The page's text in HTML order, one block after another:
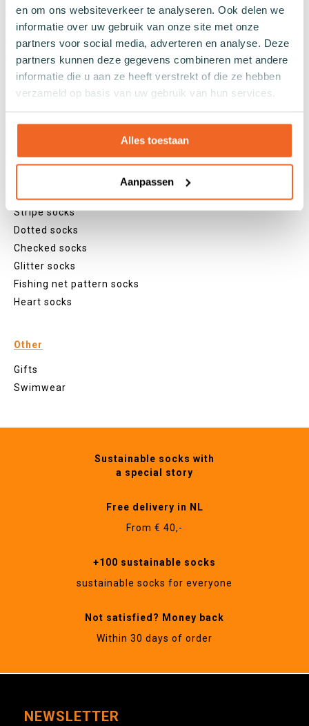
en om ons websiteverkeer te analyseren. Ook delen we
informatie over uw gebruik van onze site met onze
partners voor social media, adverteren en analyse. Deze
partners kunnen deze gegevens combineren met andere
informatie die u aan ze heeft verstrekt of die ze hebben
verzameld op basis van uw gebruik van hun services.
Alles toestaan
Aanpassen
Cotton socks
Seaweed socks
Recycled socks
Fishing net socks
Plain socks
Stripe socks
Dotted socks
Checked socks
Glitter socks
Fishing net pattern socks
Heart socks
Other
Gifts
Swimwear
Sustainable socks with
a special story
Free delivery in NL
From € 40,-
+100 sustainable socks
sustainable socks for everyone
Not satisfied? Money back
Within 30 days of order
NEWSLETTER